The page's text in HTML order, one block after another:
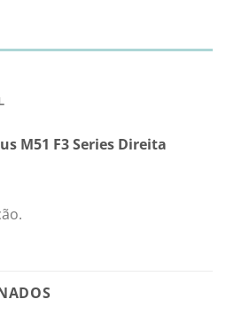
M51 F3 Series Direita